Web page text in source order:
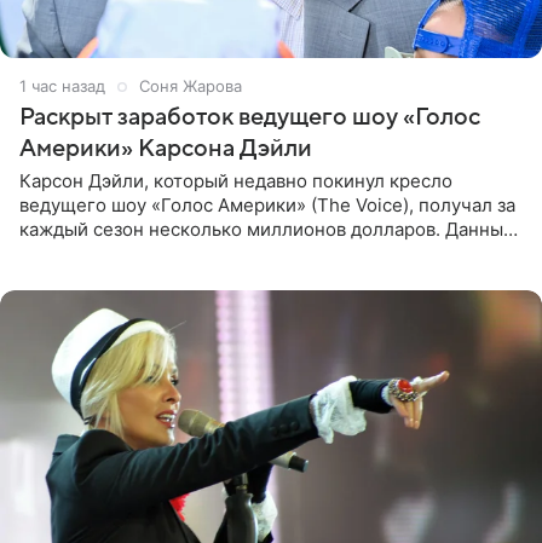
1 час назад Соня Жарова
Раскрыт заработок ведущего шоу «Голос
Америки» Карсона Дэйли
Карсон Дэйли, который недавно покинул кресло
ведущего шоу «Голос Америки» (The Voice), получал за
каждый сезон несколько миллионов долларов. Данные